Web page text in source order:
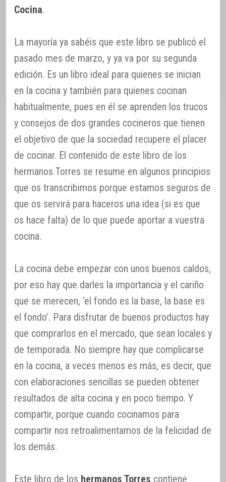
Cocina.
La mayoría ya sabéis que este libro se publicó el
pasado mes de marzo, y ya va por su segunda
edición. Es un libro ideal para quienes se inician
en la cocina y también para quienes cocinan
habitualmente, pues en él se aprenden los trucos
y consejos de dos grandes cocineros que tienen
el objetivo de que la sociedad recupere el placer
de cocinar. El contenido de este libro de los
hermanos Torres se resume en algunos principios
que os transcribimos porque estamos seguros de
que os servirá para haceros una idea (si es que
os hace falta) de lo que puede aportar a vuestra
cocina.
La cocina debe empezar con unos buenos caldos,
por eso hay que darles la importancia y el cariño
que se merecen, ‘el fondo es la base, la base es
el fondo’. Para disfrutar de buenos productos hay
que comprarlos en el mercado, que sean locales y
de temporada. No siempre hay que complicarse
en la cocina, a veces menos es más, es decir, que
con elaboraciones sencillas se pueden obtener
resultados de alta cocina y en poco tiempo. Y
compartir, porque cuando cocinamos para
compartir nos retroalimentamos de la felicidad de
los demás.
Este libro de los hermanos Torres contiene